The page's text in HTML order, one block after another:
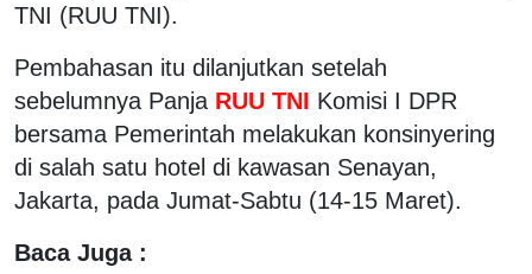
TNI (RUU TNI).
Pembahasan itu dilanjutkan setelah
sebelumnya Panja RUU TNI Komisi I DPR
bersama Pemerintah melakukan konsinyering
di salah satu hotel di kawasan Senayan,
Jakarta, pada Jumat-Sabtu (14-15 Maret).
Baca Juga :